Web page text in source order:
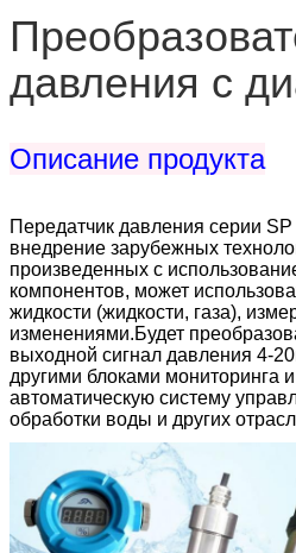
давления с
Описание продукта
Передатчик давления серии
внедрение зарубежных
произведенных с
компонентов, может
жидкости (жидкости, газа),
изменениями.Будет
выходной сигнал давления 4-
другими блоками мониторинга
автоматическую систему
обработки воды и других